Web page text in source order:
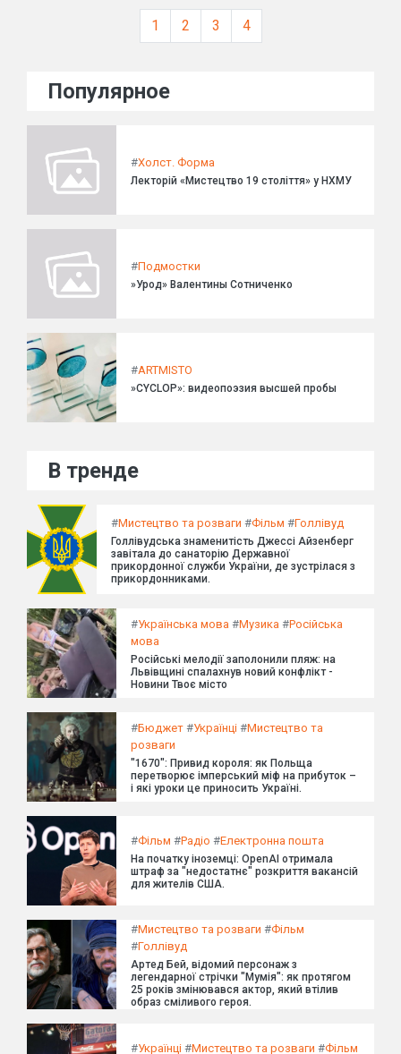
1 2 3 4
Популярное
#Холст. Форма
Лекторій «Мистецтво 19 століття» у НХМУ
#Подмостки
»Урод» Валентины Сотниченко
#ARTMISTO
»CYCLOP»: видеопоэзия высшей пробы
В тренде
#Мистецтво та розваги #Фільм #Голлівуд
Голлівудська знаменитість Джессі Айзенберг
завітала до санаторію Державної
прикордонної служби України, де зустрілася з
прикордонниками.
#Українська мова #Музика #Російська
мова
Російські мелодії заполонили пляж: на
Львівщині спалахнув новий конфлікт -
Новини Твоє місто
#Бюджет #Українці #Мистецтво та
розваги
"1670": Привид короля: як Польща
перетворює імперський міф на прибуток –
і які уроки це приносить Україні.
#Фільм #Радіо #Електронна пошта
На початку іноземці: OpenAI отримала
штраф за "недостатнє" розкриття вакансій
для жителів США.
#Мистецтво та розваги #Фільм
#Голлівуд
Артед Бей, відомий персонаж з
легендарної стрічки "Мумія": як протягом
25 років змінювався актор, який втілив
образ сміливого героя.
#Українці #Мистецтво та розваги #Фільм